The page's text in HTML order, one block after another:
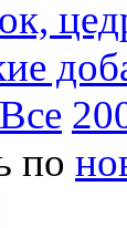
Все
по